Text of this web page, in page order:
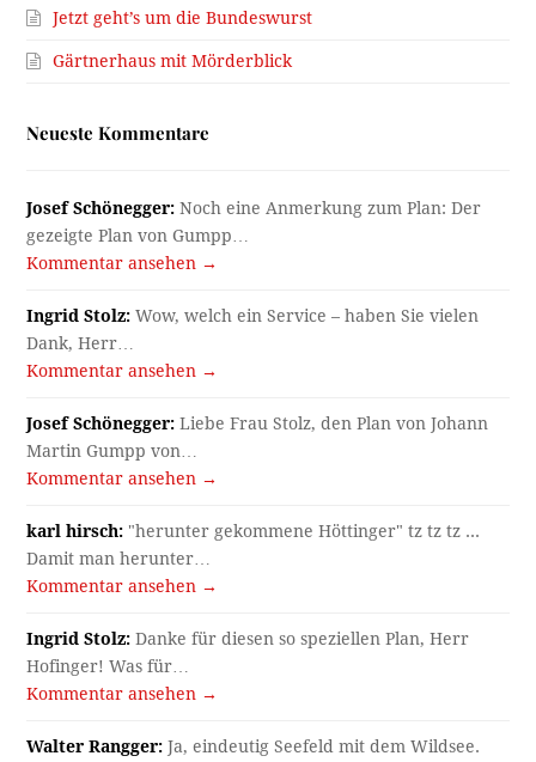
Jetzt geht’s um die Bundeswurst
Gärtnerhaus mit Mörderblick
Neueste Kommentare
Josef Schönegger: Noch eine Anmerkung zum Plan: Der
gezeigte Plan von Gumpp…
Kommentar ansehen →
Ingrid Stolz: Wow, welch ein Service – haben Sie vielen
Dank, Herr…
Kommentar ansehen →
Josef Schönegger: Liebe Frau Stolz, den Plan von Johann
Martin Gumpp von…
Kommentar ansehen →
karl hirsch: "herunter gekommene Höttinger" tz tz tz ...
Damit man herunter…
Kommentar ansehen →
Ingrid Stolz: Danke für diesen so speziellen Plan, Herr
Hofinger! Was für…
Kommentar ansehen →
Walter Rangger: Ja, eindeutig Seefeld mit dem Wildsee.